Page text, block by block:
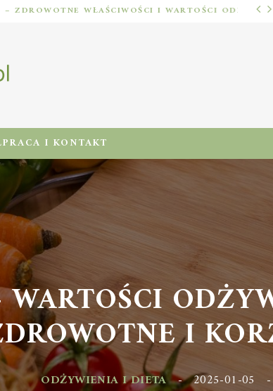
KUMKWAT – ZDROWOTNE WŁAŚCIWOŚCI I WARTOŚCI ODŻYWCZE CYTRUSÓW
I KONTAKT
I
ODŻYWIENIA I DIETA - 2025-01-05